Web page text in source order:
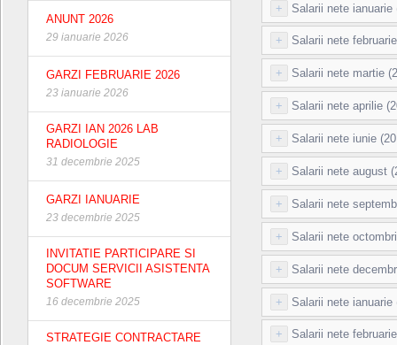
ANUNT 2026
29 ianuarie 2026
GARZI FEBRUARIE 2026
23 ianuarie 2026
GARZI IAN 2026 LAB
RADIOLOGIE
31 decembrie 2025
GARZI IANUARIE
23 decembrie 2025
INVITATIE PARTICIPARE SI
DOCUM SERVICII ASISTENTA
SOFTWARE
16 decembrie 2025
STRATEGIE CONTRACTARE
+ Salarii nete ianuarie
+ Salarii nete
+ Salarii nete martie
+ Salarii nete aprilie
+ Salarii nete iunie
+ Salarii nete august
+ Salarii nete
+ Salarii nete
+ Salarii nete
+ Salarii nete ianuarie
+ Salarii nete